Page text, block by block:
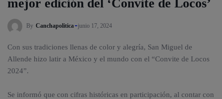
mejor edición del ‘Convite de Locos’
By Canchapolitica junio 17, 2024
Con sus tradiciones llenas de color y alegría, San Miguel de
Allende hizo latir a México y el mundo con el “Convite de Locos
2024”.
Se informó que con cifras históricas en participación, al contar con